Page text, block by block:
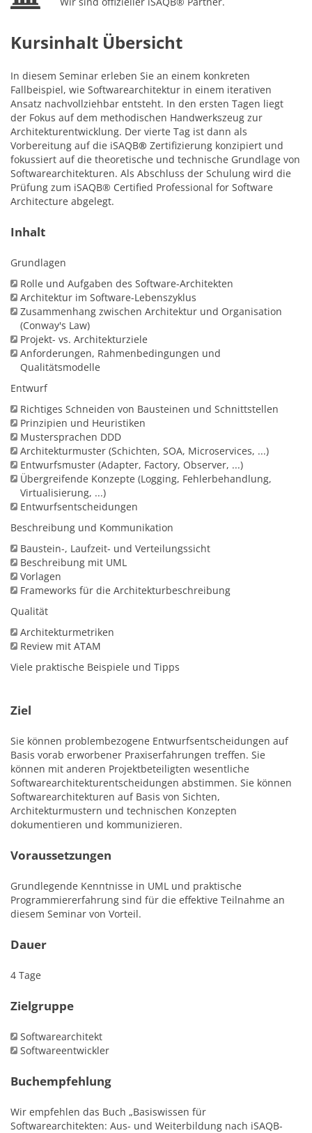
Kursinhalt Übersicht
In diesem Seminar erleben Sie an einem konkreten
Fallbeispiel, wie Softwarearchitektur in einem iterativen
Ansatz nachvollziehbar entsteht. In den ersten Tagen liegt
der Fokus auf dem methodischen Handwerkszeug zur
Architekturentwicklung. Der vierte Tag ist dann als
Vorbereitung auf die iSAQB® Zertifizierung konzipiert und
fokussiert auf die theoretische und technische Grundlage von
Softwarearchitekturen. Als Abschluss der Schulung wird die
Prüfung zum iSAQB® Certified Professional for Software
Architecture abgelegt.
Inhalt
Grundlagen
Rolle und Aufgaben des Software-Architekten
Architektur im Software-Lebenszyklus
Zusammenhang zwischen Architektur und Organisation
(Conway's Law)
Projekt- vs. Architekturziele
Anforderungen, Rahmenbedingungen und
Qualitätsmodelle
Entwurf
Richtiges Schneiden von Bausteinen und Schnittstellen
Prinzipien und Heuristiken
Mustersprachen DDD
Architekturmuster (Schichten, SOA, Microservices, ...)
Entwurfsmuster (Adapter, Factory, Observer, ...)
Übergreifende Konzepte (Logging, Fehlerbehandlung,
Virtualisierung, ...)
Entwurfsentscheidungen
Beschreibung und Kommunikation
Baustein-, Laufzeit- und Verteilungssicht
Beschreibung mit UML
Vorlagen
Frameworks für die Architekturbeschreibung
Qualität
Architekturmetriken
Review mit ATAM
Viele praktische Beispiele und Tipps
Ziel
Sie können problembezogene Entwurfsentscheidungen auf
Basis vorab erworbener Praxiserfahrungen treffen. Sie
können mit anderen Projektbeteiligten wesentliche
Softwarearchitekturentscheidungen abstimmen. Sie können
Softwarearchitekturen auf Basis von Sichten,
Architekturmustern und technischen Konzepten
dokumentieren und kommunizieren.
Voraussetzungen
Grundlegende Kenntnisse in UML und praktische
Programmiererfahrung sind für die effektive Teilnahme an
diesem Seminar von Vorteil.
Dauer
4 Tage
Zielgruppe
Softwarearchitekt
Softwareentwickler
Buchempfehlung
Wir empfehlen das Buch „Basiswissen für
Softwarearchitekten: Aus- und Weiterbildung nach iSAQB-